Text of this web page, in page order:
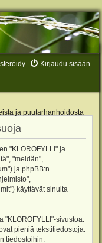
Kirjaudu sisään
ja puutarhanhoidosta
"KLOROFYLLI" ja
"meidän",
ja phpBB:n
käyttävät sinulta
sivustoa.
pieniä tekstitiedostoja.
tiedostoihin.